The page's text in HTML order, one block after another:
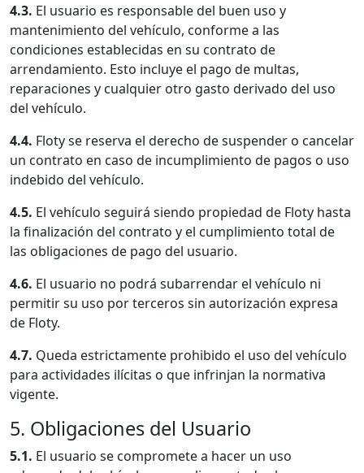
4.3. El usuario es responsable del buen uso y
mantenimiento del vehículo, conforme a las
condiciones establecidas en su contrato de
arrendamiento. Esto incluye el pago de multas,
reparaciones y cualquier otro gasto derivado del uso
del vehículo.
4.4. Floty se reserva el derecho de suspender o cancelar
un contrato en caso de incumplimiento de pagos o uso
indebido del vehículo.
4.5. El vehículo seguirá siendo propiedad de Floty hasta
la finalización del contrato y el cumplimiento total de
las obligaciones de pago del usuario.
4.6. El usuario no podrá subarrendar el vehículo ni
permitir su uso por terceros sin autorización expresa
de Floty.
4.7. Queda estrictamente prohibido el uso del vehículo
para actividades ilícitas o que infrinjan la normativa
vigente.
5. Obligaciones del Usuario
5.1. El usuario se compromete a hacer un uso